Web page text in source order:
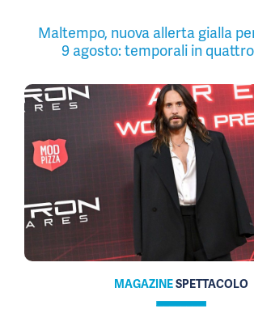
Maltempo, nuova allerta gialla
9 agosto: temporali in
MAGAZINESPETTACOLO